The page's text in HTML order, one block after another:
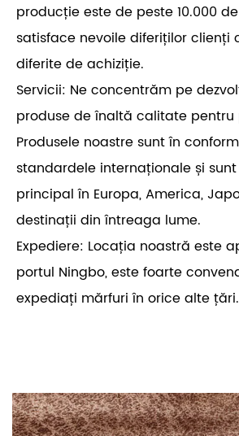
producție este de peste 10.000
satisface nevoile diferiților clienți
diferite de achiziție.
Servicii: Ne concentrăm pe
produse de înaltă calitate pentru
Produsele noastre sunt în
standardele internaționale și
principal în Europa, America,
destinații din întreaga lume.
Expediere: Locația noastră este
portul Ningbo, este foarte
expediați mărfuri în orice alte țări.